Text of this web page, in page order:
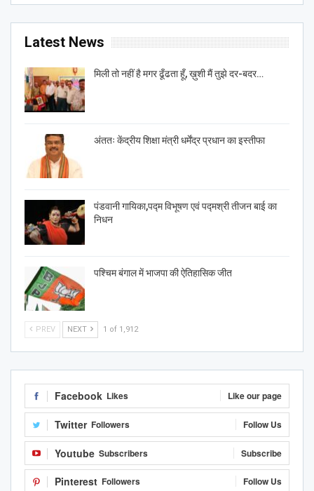
Latest News
मिली तो नहीं है मगर ढूँढता हूँ, ख़ुशी मैं तुझे दर-बदर…
अंततः केंद्रीय शिक्षा मंत्री धर्मेंद्र प्रधान का इस्तीफा
पंडवानी गायिका,पद्म विभूषण एवं पद्मश्री तीजन बाई का
निधन
पश्चिम बंगाल में भाजपा की ऐतिहासिक जीत
PREV NEXT 1 of 1,912
Facebook Likes Like our page
Twitter Followers Follow Us
Youtube Subscribers Subscribe
Pinterest Followers Follow Us